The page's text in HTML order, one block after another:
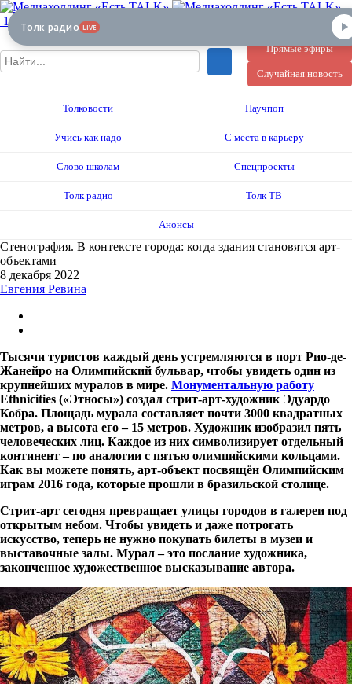
12+
Прямые эфиры
Случайная новость
Толковости Научпоп
Учись как надо С места в карьеру
Слово школам Спецпроекты
Толк радио Толк ТВ
Анонсы
Стенография. В контексте города: когда здания становятся арт-
объектами
8 декабря 2022
Евгения Ревина
Тысячи туристов каждый день устремляются в порт Рио-де-
Жанейро на Олимпийский бульвар, чтобы увидеть один из
крупнейших муралов в мире. Монументальную работу
Ethnicities («Этносы») создал стрит-арт-художник Эдуардо
Кобра. Площадь мурала составляет почти 3000 квадратных
метров, а высота его – 15 метров. Художник изобразил пять
человеческих лиц. Каждое из них символизирует отдельный
континент – по аналогии с пятью олимпийскими кольцами.
Как вы можете понять, арт-объект посвящён Олимпийским
играм 2016 года, которые прошли в бразильской столице.
Стрит-арт сегодня превращает улицы городов в галереи под
открытым небом. Чтобы увидеть и даже потрогать
искусство, теперь не нужно покупать билеты в музеи и
выставочные залы. Мурал – это послание художника,
законченное художественное высказывание автора.
Толк радио LIVE